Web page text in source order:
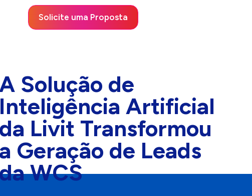
Solicite uma Proposta
Solução de
Inteligência Artificial
da Livit Transformou
a Geração de Leads
WCS